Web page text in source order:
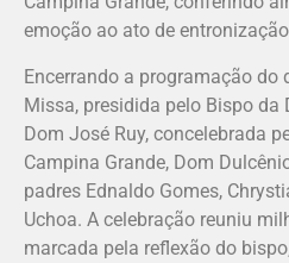
emoção ao ato de
Encerrando a programação do
Missa, presidida pelo Bispo da
Dom José Ruy, concelebrada
Campina Grande, Dom
padres Ednaldo Gomes,
Uchoa. A celebração reuniu
marcada pela reflexão do